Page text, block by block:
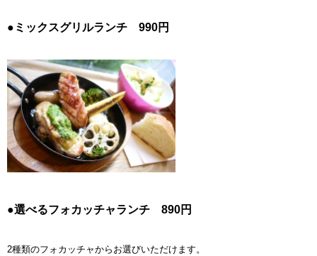
●ミックスグリルランチ 990円
●選べるフォカッチャランチ 890円
2種類のフォカッチャからお選びいただけます。